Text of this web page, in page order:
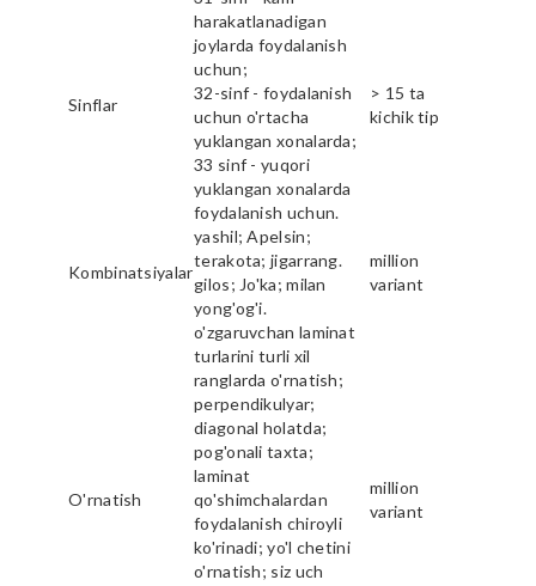
Sinflar
harakatlanadigan
joylarda foydalanish
uchun;
32-sinf - foydalanish
uchun o'rtacha
yuklangan xonalarda;
33 sinf - yuqori
yuklangan xonalarda
foydalanish uchun.
> 15 ta
kichik tip
Kombinatsiyalar
yashil; Apelsin;
terakota; jigarrang.
gilos; Jo'ka; milan
yong'og'i.
million
variant
O'rnatish
o'zgaruvchan laminat
turlarini turli xil
ranglarda o'rnatish;
perpendikulyar;
diagonal holatda;
pog'onali taxta;
laminat
qo'shimchalardan
foydalanish chiroyli
ko'rinadi; yo'l chetini
o'rnatish; siz uch
million
variant